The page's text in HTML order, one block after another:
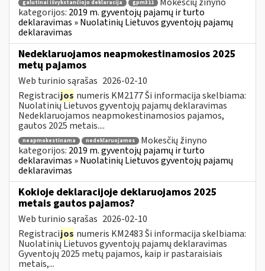
galutinai išvykstančiojo deklaracija
gpm311
kategorijos: 2019 m. gyventojų pajamų ir turto
deklaravimas » Nuolatinių Lietuvos gyventojų pajamų
deklaravimas
Nedeklaruojamos neapmokestinamosios 2025
metų pajamos
Web turinio sąrašas 2026-02-10
Registracijos numeris KM2177 Ši informacija skelbiama:
Nuolatinių Lietuvos gyventojų pajamų deklaravimas
Nedeklaruojamos neapmokestinamosios pajamos,
gautos 2025 metais....
neapmokestinama nedeklaruojamos
Mokesčių žinyno
kategorijos: 2019 m. gyventojų pajamų ir turto
deklaravimas » Nuolatinių Lietuvos gyventojų pajamų
deklaravimas
Kokioje deklaracijoje deklaruojamos 2025
metais gautos pajamos?
Web turinio sąrašas 2026-02-10
Registracijos numeris KM2483 Ši informacija skelbiama:
Nuolatinių Lietuvos gyventojų pajamų deklaravimas
Gyventojų 2025 metų pajamos, kaip ir pastaraisiais
metais,...